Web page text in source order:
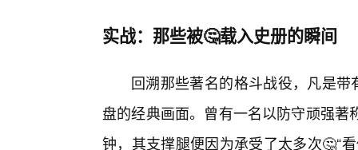
实战：那些被🤔载入史册的瞬间
回溯那些著名的格斗战役，凡是带
盘的经典画面。曾有一名以防守顽强
钟，其支撑腿便因为承受了太多次🤔“